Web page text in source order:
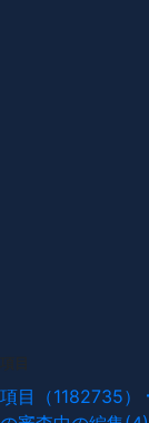
項目（1182735）